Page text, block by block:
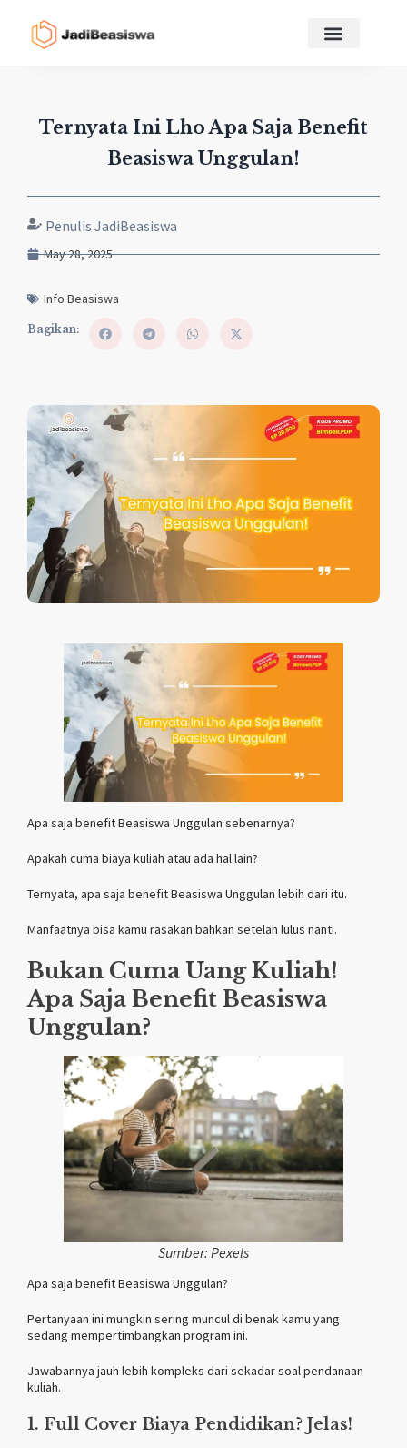
Penulis JadiBeasiswa
May 28, 2025
Info Beasiswa
Bagikan:
Ternyata Ini Lho Apa Saja Benefit
Beasiswa Unggulan!
Apa saja benefit Beasiswa Unggulan sebenarnya?
Apakah cuma biaya kuliah atau ada hal lain?
Ternyata, apa saja benefit Beasiswa Unggulan lebih dari itu.
Manfaatnya bisa kamu rasakan bahkan setelah lulus nanti.
Bukan Cuma Uang Kuliah!
Apa Saja Benefit Beasiswa
Unggulan?
Sumber: Pexels
Apa saja benefit Beasiswa Unggulan?
Pertanyaan ini mungkin sering muncul di benak kamu yang
sedang mempertimbangkan program ini.
Jawabannya jauh lebih kompleks dari sekadar soal pendanaan
kuliah.
1. Full Cover Biaya Pendidikan? Jelas!